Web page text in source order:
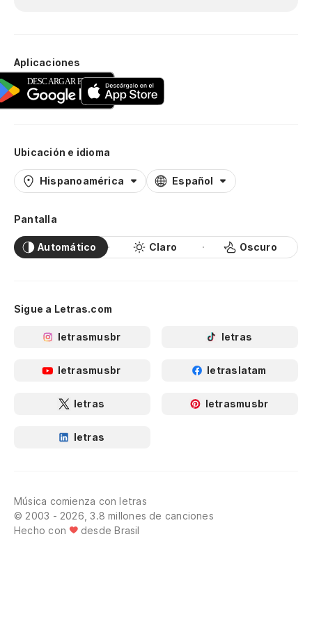
Aplicaciones
Ubicación e idioma
Hispanoamérica Español
Pantalla
Automático Claro Oscuro
Sigue a Letras.com
letrasmusbr letras
letrasmusbr letraslatam
letras letrasmusbr
letras
Música comienza con letras
© 2003 - 2026, 3.8 millones de canciones
Hecho con
desde Brasil